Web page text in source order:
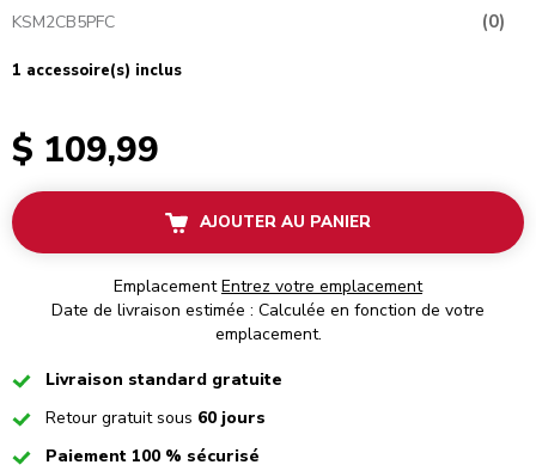
KSM2CB5PFC (0)
1 accessoire(s) inclus
$ 109,99
AJOUTER AU PANIER
Emplacement Entrez votre emplacement
Date de livraison estimée : Calculée en fonction de votre
emplacement.
CheckedLivraison standard gratuite
CheckedRetour gratuit sous 60 jours
CheckedPaiement 100 % sécurisé